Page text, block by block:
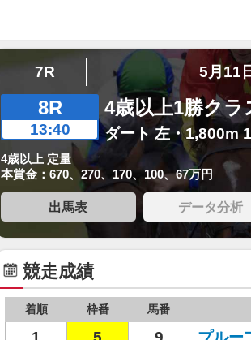
7R 5月11
8R
13:40
4歳以上1勝クラ
ダート 左・1,800m
4歳以上 定量
本賞金：670、270、170、100、67万円
出馬表 データ分析
競走成績
着順 枠番 馬番